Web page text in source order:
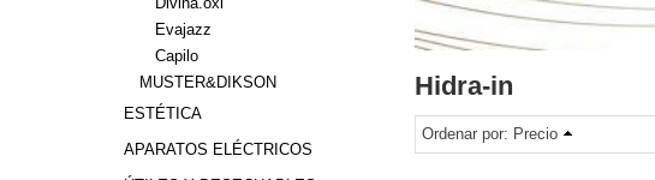
Evajazz
Capilo
MUSTER&DIKSON
ESTÉTICA
APARATOS ELÉCTRICOS
Hidra-in
Ordenar por: Precio